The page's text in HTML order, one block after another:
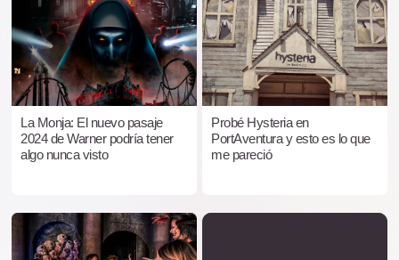
La Monja: El nuevo pasaje
2024 de Warner podría tener
algo nunca visto
Probé Hysteria en
PortAventura y esto es lo que
me pareció